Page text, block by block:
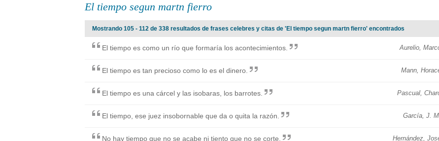
El tiempo segun martn fierro
Mostrando 105 - 112 de 338 resultados de frases celebres y citas de 'El tiempo segun martn fierro' encontrados
Aurelio,
El tiempo es como un río que formaría los acontecimientos.
Mann,
El tiempo es tan precioso como lo es el dinero.
Pascual,
El tiempo es una cárcel y las isobaras, los barrotes.
García, J.
El tiempo, ese juez insobornable que da o quita la razón.
Hernández,
No hay tiempo que no se acabe ni tiento que no se corte.